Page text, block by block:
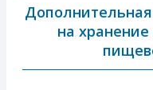
на